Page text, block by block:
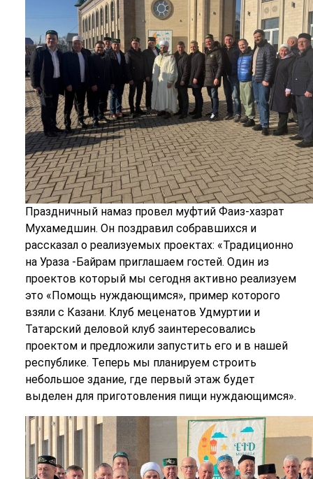
Праздничный намаз провел муфтий Фаиз-хазрат
Мухамедшин. Он поздравил собравшихся и
рассказал о реализуемых проектах: «Традиционно
на Ураза -Байрам приглашаем гостей. Один из
проектов который мы сегодня активно реализуем
это «Помощь нуждающимся», пример которого
взяли с Казани. Клуб меценатов Удмуртии и
Татарский деловой клуб заинтересовались
проектом и предложили запустить его и в нашей
республике. Теперь мы планируем строить
небольшое здание, где первый этаж будет
выделен для приготовления пищи нуждающимся».